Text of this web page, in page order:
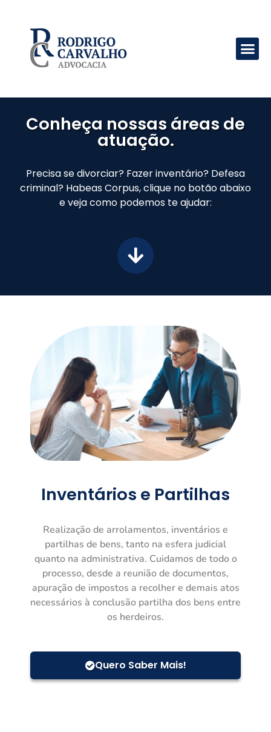
Conheça nossas áreas de
atuação.
Precisa se divorciar? Fazer inventário? Defesa
criminal? Habeas Corpus, clique no botão abaixo
e veja como podemos te ajudar:
Inventários e Partilhas
Realização de arrolamentos, inventários e
partilhas de bens, tanto na esfera judicial
quanto na administrativa. Cuidamos de todo o
processo, desde a reunião de documentos,
apuração de impostos a recolher e demais atos
necessários à conclusão partilha dos bens entre
os herdeiros.
Quero Saber Mais!